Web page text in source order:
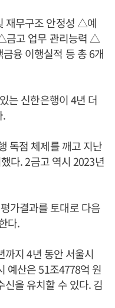
재무구조 안정성 △예
금고 업무 관리능력 △
융 이행실적 등 총 6개
는 신한은행이 4년 더
.
독점 체제를 깨고 지난
다. 2금고 역시 2023년
가결과를 토대로 다음
다.
까지 4년 동안 서울시
예산은 51조4778억 원
을 유치할 수 있다. 김